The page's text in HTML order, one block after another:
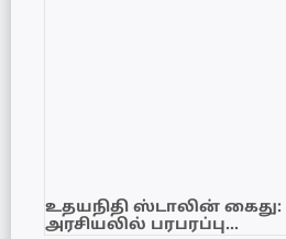
உதயநிதி ஸ்டாலின் கைது:
அரசியலில் பரபரப்பு…